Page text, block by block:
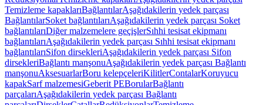
Temizleme kapaklarıBağlantılarAşağıdakilerin yedek parçası
BağlantılarSoket bağlantılarıAşağıdakilerin yedek parçası Soket
bağlantılarıDiğer malzemelere geçişlerSıhhi tesisat ekipmanı
bağlantılarıAşağıdakilerin yedek parçası Sıhhi tesisat ekipmanı
bağlantılarıSifon dirsekleriAşağıdakilerin yedek parçası Sifon
dirsekleriBağlantı manşonuAşağıdakilerin yedek parçası Bağlantı
manşonuAksesuarlarBoru kelepçeleriKilitlerContalarKoruyucu
kapakSarf malzemesiGeberit PEBorularBağlantı
parçalarıAşağıdakilerin yedek parçası Bağlantı